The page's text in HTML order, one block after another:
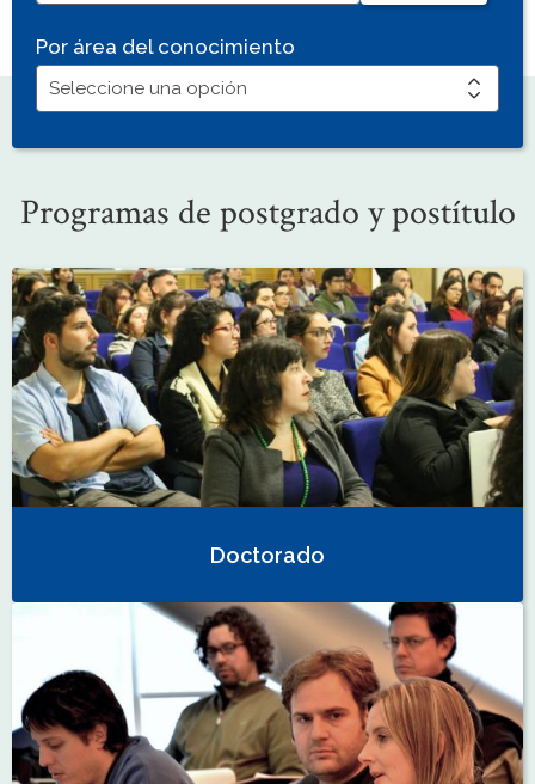
Por área del conocimiento
Programas de postgrado y postítulo
Doctorado